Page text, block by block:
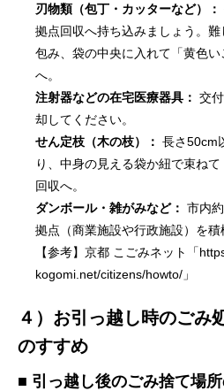
刃物類（包丁・カッターなど）：
拠点回収へ持ち込みましょう。
包み、袋の中央に入れて「黄色い
へ。
注射器などの在宅医療器具： 交
却してください。
せん定枝（木の枝）： 長さ50cm
り、中身の見える袋か紐で束ね
回収へ。
ダンボール・雑がみなど： 市内
拠点（商業施設や行政施設）を積
【参考】京都 こごみネット「
kogomi.net/citizens/howto/」
４）お引っ越し時のごみ
のすすめ
■ 引っ越し後のごみ捨て場